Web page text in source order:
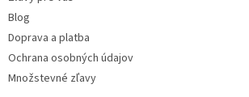
Blog
Doprava a platba
Ochrana osobných údajov
Množstevné zľavy